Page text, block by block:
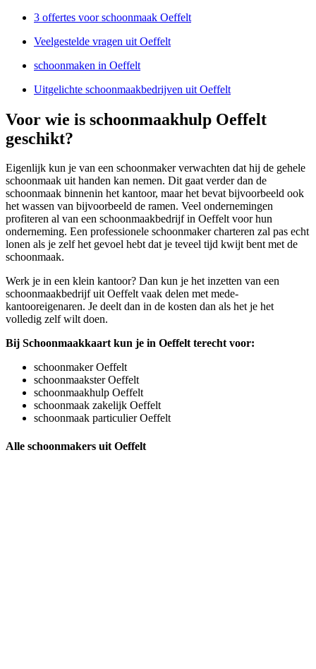
3 offertes voor schoonmaak Oeffelt
Veelgestelde vragen uit Oeffelt
schoonmaken in Oeffelt
Uitgelichte schoonmaakbedrijven uit Oeffelt
Voor wie is schoonmaakhulp Oeffelt
geschikt?
Eigenlijk kun je van een schoonmaker verwachten dat hij de gehele
schoonmaak uit handen kan nemen. Dit gaat verder dan de
schoonmaak binnenin het kantoor, maar het bevat bijvoorbeeld ook
het wassen van bijvoorbeeld de ramen. Veel ondernemingen
profiteren al van een schoonmaakbedrijf in Oeffelt voor hun
onderneming. Een professionele schoonmaker charteren zal pas echt
lonen als je zelf het gevoel hebt dat je teveel tijd kwijt bent met de
schoonmaak.
Werk je in een klein kantoor? Dan kun je het inzetten van een
schoonmaakbedrijf uit Oeffelt vaak delen met mede-
kantooreigenaren. Je deelt dan in de kosten dan als het je het
volledig zelf wilt doen.
Bij Schoonmaakkaart kun je in Oeffelt terecht voor:
schoonmaker Oeffelt
schoonmaakster Oeffelt
schoonmaakhulp Oeffelt
schoonmaak zakelijk Oeffelt
schoonmaak particulier Oeffelt
Alle schoonmakers uit Oeffelt